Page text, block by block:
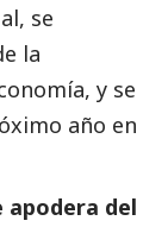
se
la
y se
año en
apodera del